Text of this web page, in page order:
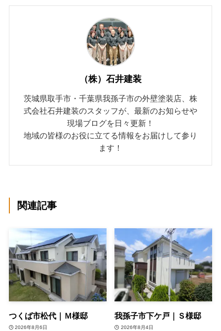
（株）石井建装
茨城県取手市・千葉県我孫子市の外壁塗装店、株
式会社石井建装のスタッフが、最新のお知らせや
現場ブログを日々更新！
地域の皆様のお役に立てる情報をお届けして参り
ます！
関連記事
つくば市松代｜Ｍ様邸
2026年8月6日
我孫子市下ケ戸｜Ｓ様邸
2026年8月4日